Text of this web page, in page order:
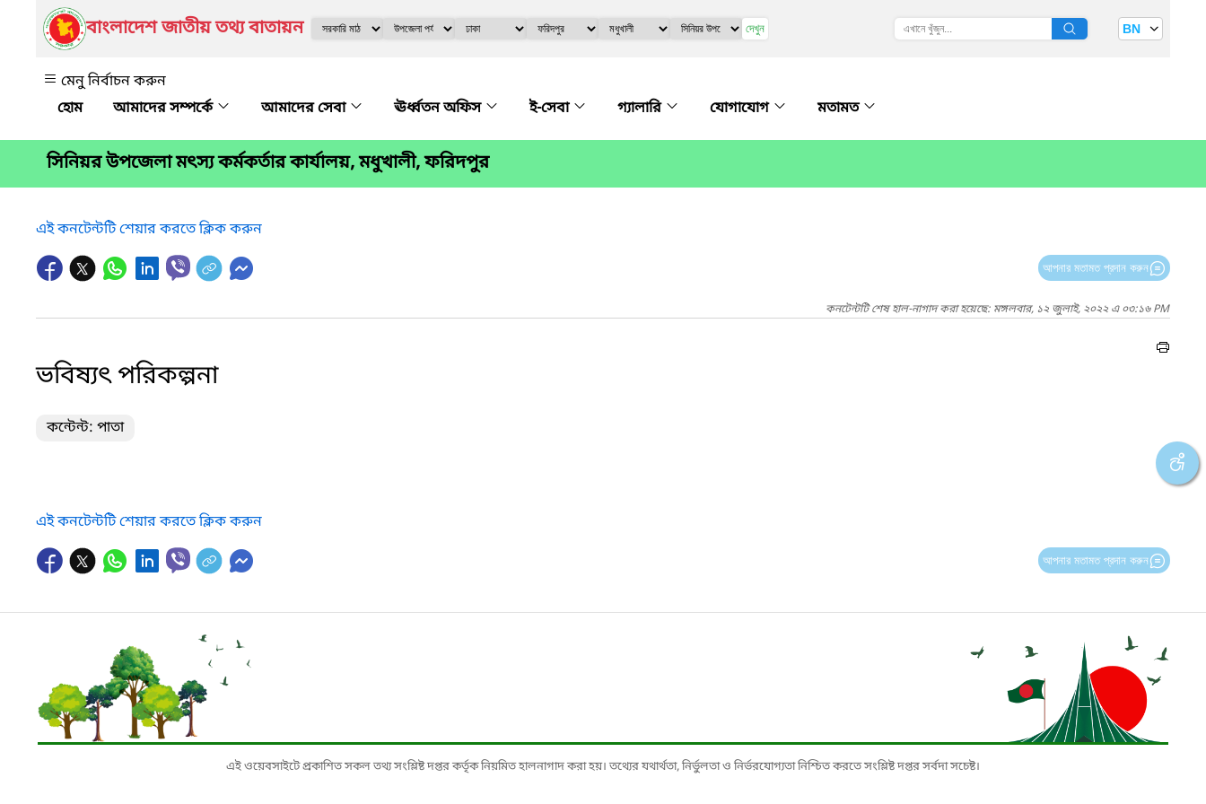
বাংলাদেশ জাতীয় তথ্য বাতায়ন দেখুন BN
মেনু নির্বাচন করুন
আমাদের সম্পর্কে
আমাদের সেবা ঊর্ধ্বতন অফিস ই-সেবা গ্যালারি যোগাযোগ মতামত
সিনিয়র উপজেলা মৎস্য কর্মকর্তার কার্যালয়, মধুখালী, ফরিদপুর
এই কনটেন্টটি শেয়ার করতে ক্লিক করুন
আপনার মতামত প্রদান করুন
কনটেন্টটি শেষ হাল-নাগাদ করা হয়েছে: মঙ্গলবার, ১২ জুলাই, ২০২২ এ ০৩:১৬ PM
ভবিষ্যৎ পরিকল্পনা
কন্টেন্ট: পাতা
এই কনটেন্টটি শেয়ার করতে ক্লিক করুন
আপনার মতামত প্রদান করুন
এই ওয়েবসাইটে প্রকাশিত সকল তথ্য সংশ্লিষ্ট দপ্তর কর্তৃক নিয়মিত হালনাগাদ করা হয়। তথ্যের যথার্থতা, নির্ভুলতা ও নির্ভরযোগ্যতা নিশ্চিত করতে সংশ্লিষ্ট দপ্তর সর্বদা সচেষ্ট।